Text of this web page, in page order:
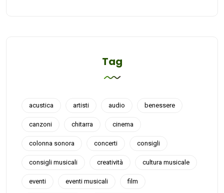
Tag
acustica artisti audio benessere
canzoni chitarra cinema
colonna sonora concerti consigli
consigli musicali creatività cultura musicale
eventi eventi musicali film